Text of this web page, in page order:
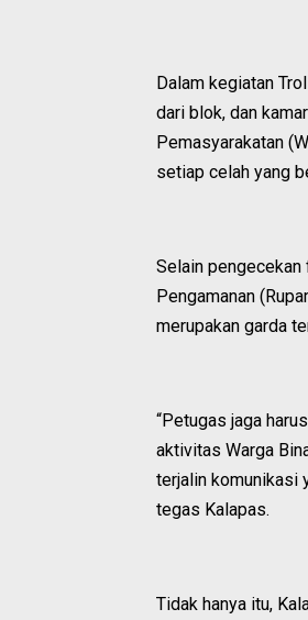
Dalam kegiatan
dari blok, dan
Pemasyarakatan
setiap celah yang
Selain pengecekan
Pengamanan
merupakan garda
“Petugas jaga
aktivitas Warga
terjalin komunikasi
tegas Kalapas.
Tidak hanya itu,